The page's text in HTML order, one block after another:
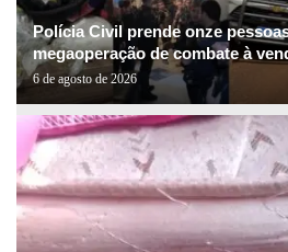
Polícia Civil prende onze
megaoperação de combate à
6 de agosto de 2026